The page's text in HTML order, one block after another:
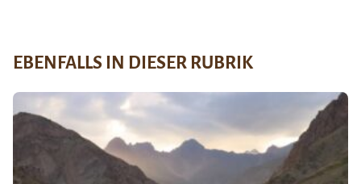
EBENFALLS IN DIESER RUBRIK